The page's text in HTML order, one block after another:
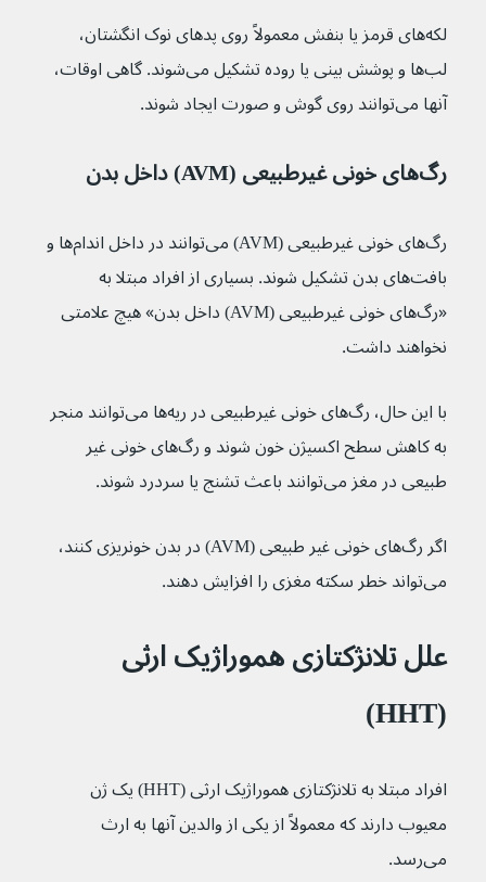
لکه‌های قرمز یا بنفش معمولاً روی پدهای نوک انگشتان،
لب‌ها و پوشش بینی یا روده تشکیل می‌شوند. گاهی اوقات،
آنها می‌توانند روی گوش و صورت ایجاد شوند.
رگ‌‌های خونی غیرطبیعی (AVM) داخل بدن
رگ‌های خونی غیرطبیعی (AVM) می‌توانند در داخل اندام‌ها و
بافت‌های بدن تشکیل شوند. بسیاری از افراد مبتلا به
«رگ‌‌های خونی غیرطبیعی (AVM) داخل بدن» هیچ علامتی
نخواهند داشت.
با این حال، رگ‌‌های خونی غیرطبیعی در ریه‌ها می‌توانند منجر
به کاهش سطح اکسیژن خون شوند و رگ‌های خونی غیر
طبیعی در مغز می‌توانند باعث تشنج یا سردرد شوند.
اگر رگ‌های خونی غیر طبیعی (AVM) در بدن خونریزی کنند،
می‌تواند خطر سکته مغزی را افزایش دهند.
علل تلانژکتازی هموراژیک ارثی
(HHT)
افراد مبتلا به تلانژکتازی هموراژیک ارثی (HHT) یک ژن
معیوب دارند که معمولاً از یکی از والدین آنها به ارث
می‌رسد.